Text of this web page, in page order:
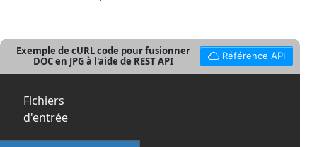
Exemple de cURL code pour fusionner
DOC en JPG à l'aide de REST API
Référence API
Fichiers
d'entrée